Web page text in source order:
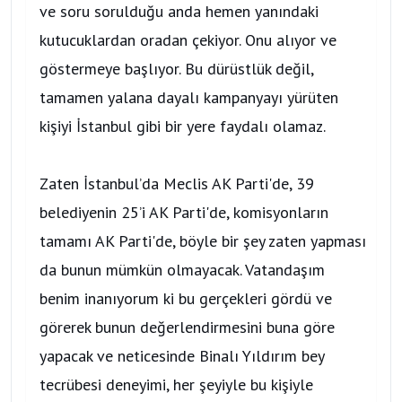
ve soru sorulduğu anda hemen yanındaki
kutucuklardan oradan çekiyor. Onu alıyor ve
göstermeye başlıyor. Bu dürüstlük değil,
tamamen yalana dayalı kampanyayı yürüten
kişiyi İstanbul gibi bir yere faydalı olamaz.
Zaten İstanbul’da Meclis AK Parti'de, 39
belediyenin 25’i AK Parti'de, komisyonların
tamamı AK Parti'de, böyle bir şey zaten yapması
da bunun mümkün olmayacak. Vatandaşım
benim inanıyorum ki bu gerçekleri gördü ve
görerek bunun değerlendirmesini buna göre
yapacak ve neticesinde Binalı Yıldırım bey
tecrübesi deneyimi, her şeyiyle bu kişiyle